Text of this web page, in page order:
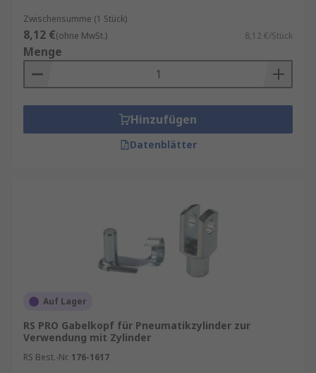
Zwischensumme (1 Stück)
8,12 €(ohne MwSt.) 8,12 €/Stück
Menge
Hinzufügen
Datenblätter
Auf Lager
RS PRO Gabelkopf für Pneumatikzylinder zur
Verwendung mit Zylinder
RS Best.-Nr. 176-1617